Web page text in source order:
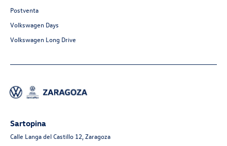
Postventa
Volkswagen Days
Volkswagen Long Drive
Sartopina
Calle Langa del Castillo 12, Zaragoza